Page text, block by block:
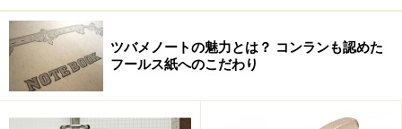
ツバメノートの魅力とは？ コンランも認めた
フールス紙へのこだわり